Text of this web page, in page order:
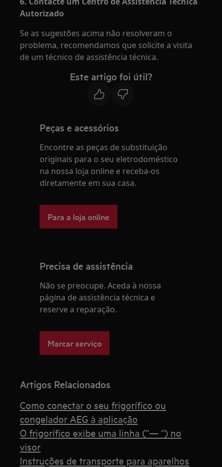
Autorizado
Se as sugestões acima não resolveram o
problema, recomendamos que solicite a visita
de um técnico de assistência técnica.
Este artigo foi útil?
Peças e acessórios
Encontre as peças de substituição
originais para o seu eletrodoméstico
na nossa loja online e receba-os
diretamente em sua casa.
Para a loja online
Precisa de assistência
Não se preocupe. Aceda à nossa
página de assistência técnica e
reserve a reparação.
Marcar serviço
Artigos Relacionados
Como conectar o seu frigorífico ou
congelador AEG à aplicação
O frigorífico exibe uma linha (“— “) no
visor
Instruções de transporte para aparelhos